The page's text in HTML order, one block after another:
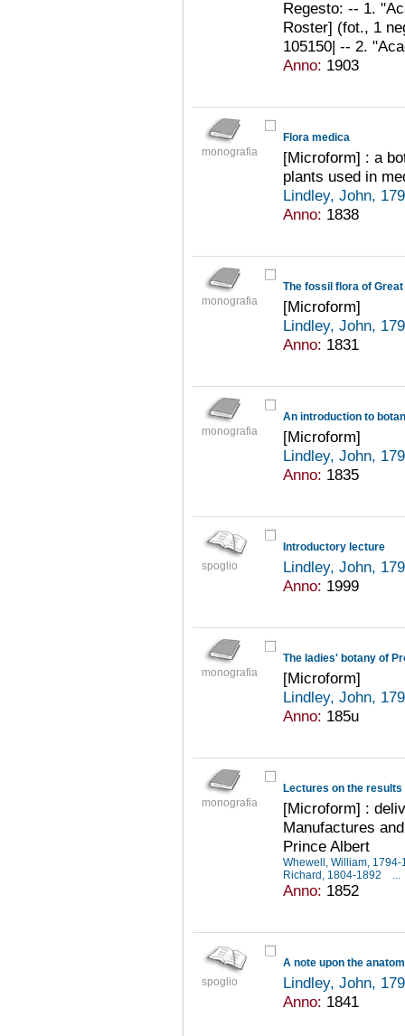
Regesto: -- 1.
Roster] (fot., 1
105150| -- 2.
Anno: 1903
monografia
Flora medica
[Microform] : a
plants used in
Lindley, John,
Anno: 1838
monografia
[Microform]
Lindley, John,
Anno: 1831
monografia
An introduction to
[Microform]
Lindley, John,
Anno: 1835
spoglio
Introductory lecture
Lindley, John,
Anno: 1999
monografia
The ladies' botany of
[Microform]
Lindley, John,
Anno: 185u
monografia
Lectures on the
[Microform] :
Manufactures
Prince Albert
Whewell, William,
Richard, 1804-1892
...
Anno: 1852
spoglio
A note upon the
Lindley, John,
Anno: 1841